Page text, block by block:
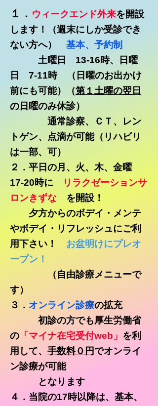
１． ウィークエンド外来を開設
します！（週末にしか受診でき
ない方へ） 基本、予約制
土曜日 13-16時、日曜
日 7-11時 （日曜のお出かけ
前にも可能）（第１土曜の翌日
の日曜のみ休診）
通常診察、ＣＴ、レン
トゲン、点滴が可能（リハビリ
は一部、可）
２．平日の月、火、木、金曜
17-20時に
リラクゼーションサ
ロンきずな を開設！
夕方からのボデイ・メンテ
やボデイ・リフレッシュにご利
用下さい！ お盆明けにプレオ
ープン！
（自由診療メニューで
す）
３． オンライン診療の拡充
初診の方でも厚生労働省
の 「マイナ在宅受付web」 を利
用して、 手数料０円でオンライ
ン診療が可能
​ となります
４．当院の17時以降は、基本、